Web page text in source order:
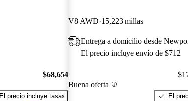
$68,654
El precio incluye tasas
V8 AWD 15,223 millas
Entrega a domicilio desde
El precio incluye envío de $712
Buena oferta
El